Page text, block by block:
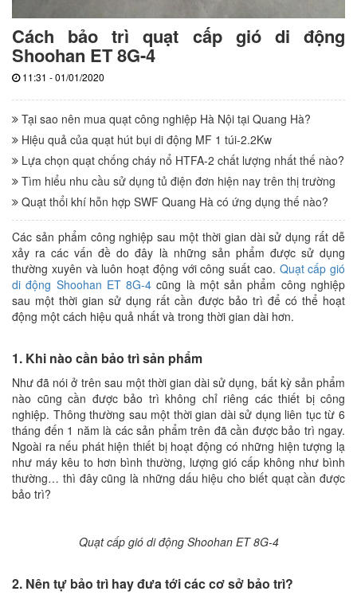
Cách bảo trì quạt cấp gió di động
Shoohan ET 8G-4
11:31 - 01/01/2020
Tại sao nên mua quạt công nghiệp Hà Nội tại Quang Hà?
Hiệu quả của quạt hút bụi di động MF 1 túi-2.2Kw
Lựa chọn quạt chống cháy nổ HTFA-2 chất lượng nhất thế nào?
Tìm hiểu nhu cầu sử dụng tủ điện đơn hiện nay trên thị trường
Quạt thổi khí hỗn hợp SWF Quang Hà có ứng dụng thế nào?
Các sản phẩm công nghiệp sau một thời gian dài sử dụng rất dễ
xảy ra các vấn đề do đây là những sản phẩm được sử dụng
thường xuyên và luôn hoạt động với công suất cao. Quạt cấp gió
di động Shoohan ET 8G-4 cũng là một sản phẩm công nghiệp
sau một thời gian sử dụng rất cần được bảo trì để có thể hoạt
động một cách hiệu quả nhất và trong thời gian dài hơn.
1. Khi nào cần bảo trì sản phẩm
Như đã nói ở trên sau một thời gian dài sử dụng, bất kỳ sản phẩm
nào cũng cần được bảo trì không chỉ riêng các thiết bị công
nghiệp. Thông thường sau một thời gian dài sử dụng liên tục từ 6
tháng đến 1 năm là các sản phẩm trên đã cần được bảo trì ngay.
Ngoài ra nếu phát hiện thiết bị hoạt động có những hiện tượng lạ
như máy kêu to hơn bình thường, lượng gió cấp không như bình
thường… thì đây cũng là những dấu hiệu cho biết quạt cần được
bảo trì?
Quạt cấp gió di động Shoohan ET 8G-4
2. Nên tự bảo trì hay đưa tới các cơ sở bảo trì?